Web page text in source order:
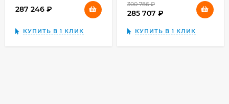
287 246
КУПИТЬ В 1 КЛИК
300 786
285 707
КУПИТЬ В 1 КЛИК